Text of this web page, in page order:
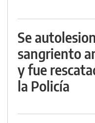
Se
sangriento
y fue
la Policía